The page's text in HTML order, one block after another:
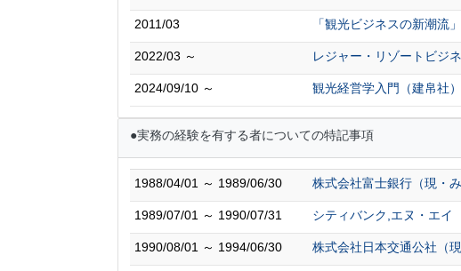
2011/03 「観光ビジネスの新潮流
2022/03 ～ レジャー・リゾートビジ
2024/09/10 ～ 観光経営学入門（建帛社）
●実務の経験を有する者についての特記事項
1988/04/01 ～ 1989/06/30 株式会社富士銀行（現・み
1989/07/01 ～ 1990/07/31 シティバンク,エヌ・エイ
1990/08/01 ～ 1994/06/30 株式会社日本交通公社（